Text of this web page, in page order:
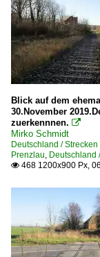
Blick auf dem
30.November
zuerkennnen. 
Mirko Schmidt
Deutschland /
Prenzlau Deutschland
 468 1200x900 Px,